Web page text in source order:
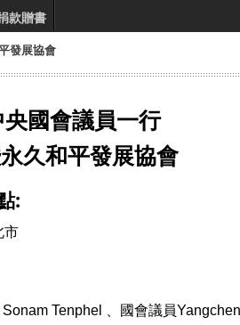
款贈書
發展協會
國會議員一行
久和平發展協會
:
市
Tenphel 、國會議員